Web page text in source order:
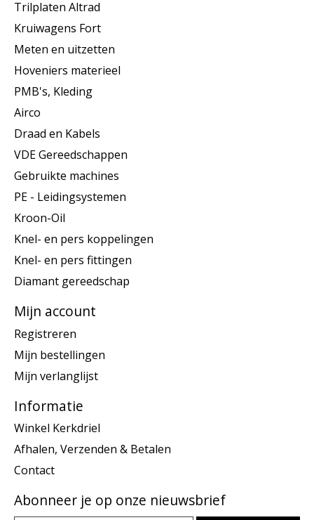
Trilplaten Altrad
Kruiwagens Fort
Meten en uitzetten
Hoveniers materieel
PMB's, Kleding
Airco
Draad en Kabels
VDE Gereedschappen
Gebruikte machines
PE - Leidingsystemen
Kroon-Oil
Knel- en pers koppelingen
Knel- en pers fittingen
Diamant gereedschap
Mijn account
Registreren
Mijn bestellingen
Mijn verlanglijst
Informatie
Winkel Kerkdriel
Afhalen, Verzenden & Betalen
Contact
Abonneer je op onze nieuwsbrief